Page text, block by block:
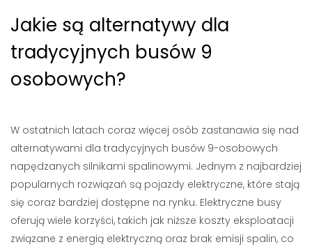
Jakie są alternatywy dla
tradycyjnych busów 9
osobowych?
W ostatnich latach coraz więcej osób zastanawia się nad
alternatywami dla tradycyjnych busów 9-osobowych
napędzanych silnikami spalinowymi. Jednym z najbardziej
popularnych rozwiązań są pojazdy elektryczne, które stają
się coraz bardziej dostępne na rynku. Elektryczne busy
oferują wiele korzyści, takich jak niższe koszty eksploatacji
związane z energią elektryczną oraz brak emisji spalin, co